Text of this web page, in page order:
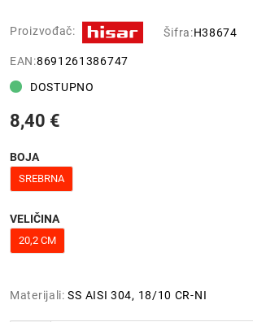
Proizvođač: Šifra:H38674
EAN:8691261386747
DOSTUPNO
8,40 €
BOJA
SREBRNA
VELIČINA
20,2 CM
Materijali: SS AISI 304, 18/10 CR-NI